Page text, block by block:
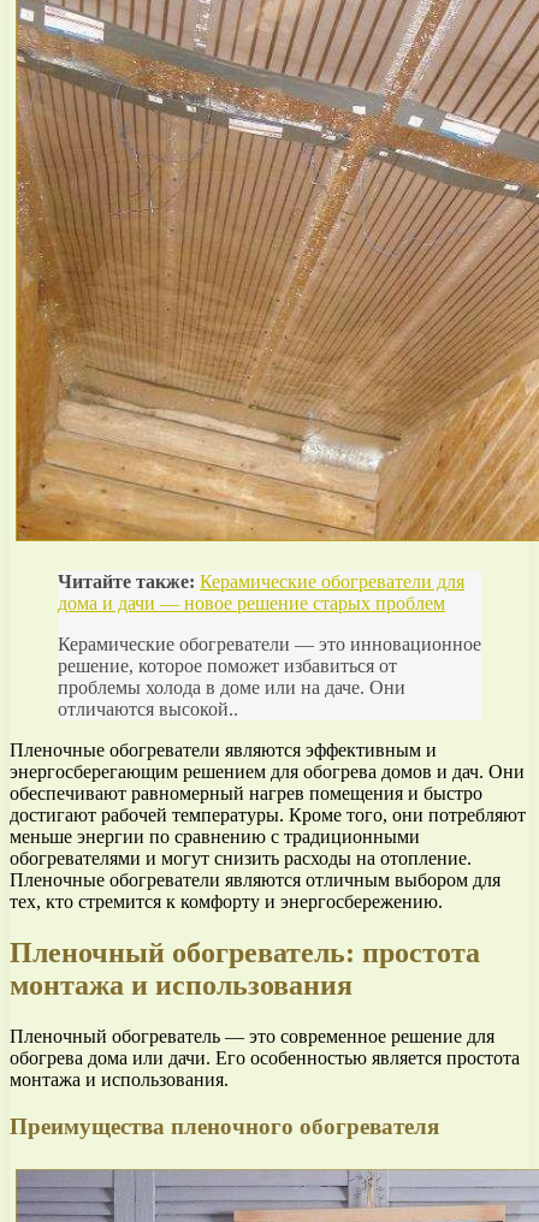
Читайте также: Керамические обогреватели для
дома и дачи — новое решение старых проблем
Керамические обогреватели — это инновационное
решение, которое поможет избавиться от
проблемы холода в доме или на даче. Они
отличаются высокой..
Пленочные обогреватели являются эффективным и
энергосберегающим решением для обогрева домов и дач. Они
обеспечивают равномерный нагрев помещения и быстро
достигают рабочей температуры. Кроме того, они потребляют
меньше энергии по сравнению с традиционными
обогревателями и могут снизить расходы на отопление.
Пленочные обогреватели являются отличным выбором для
тех, кто стремится к комфорту и энергосбережению.
Пленочный обогреватель: простота
монтажа и использования
Пленочный обогреватель — это современное решение для
обогрева дома или дачи. Его особенностью является простота
монтажа и использования.
Преимущества пленочного обогревателя